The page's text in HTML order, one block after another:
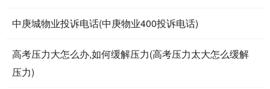
中庚城物业投诉电话(中庚物业400投诉电话)
高考压力大怎么办,如何缓解压力(高考压力太大怎么缓解
压力)